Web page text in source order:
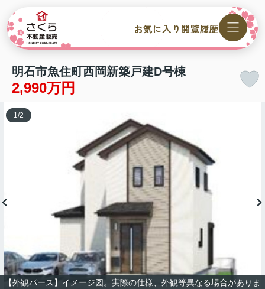
お気に入り 閲覧履歴
明石市魚住町西岡新築戸建D号棟
2,990万円
【外観パース】イメージ図。実際の仕様、外観等異なる場合がありま
1 /2